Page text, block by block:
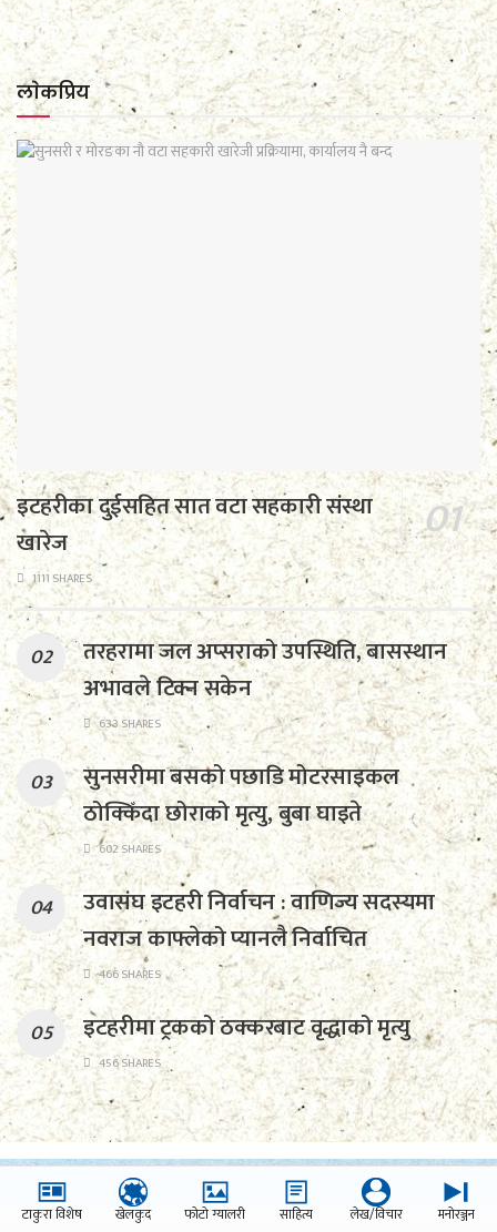
लाेकप्रिय
इटहरीका दुईसहित सात वटा सहकारी संस्था
खारेज
1111 SHARES
तरहरामा जल अप्सराको उपस्थिति, बासस्थान
अभावले टिक्न सकेन
633 SHARES
सुनसरीमा बसको पछाडि मोटरसाइकल
ठोक्किँदा छोराको मृत्यु, बुबा घाइते
602 SHARES
उवासंघ इटहरी निर्वाचन : वाणिज्य सदस्यमा
नवराज काफ्लेको प्यानलै निर्वाचित
466 SHARES
इटहरीमा ट्रकको ठक्करबाट वृद्धाको मृत्यु
456 SHARES
टाकुरा विशेष खेलकुद फोटो ग्यालरी साहित्य लेख/विचार मनोरञ्जन